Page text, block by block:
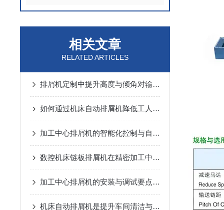
相关文章
RELATED ARTICLES
排屑机定制中提升高度与倾角对输送能力的动力学分析
如何通过机床自动排屑机降低工人劳动强度？
加工中心排屑机的智能化控制与自动化优势
数控机床链板排屑机在精密加工中的应用优势说明
加工中心排屑机的安装与调试要点说明
机床自动排屑机是提升车间清洁与效率的设备